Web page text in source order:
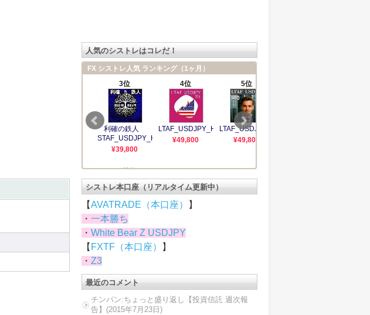
人気のシストレはコレだ！
シストレ本口座（リアルタイム更新中）
【AVATRADE（本口座）
】
・ 一本勝ち
・ White Bear Z USDJPY
【 FXTF（本口座）
】
・ Z3
最近のコメント
チンパン:ちょっと盛り返し【投資信託 週次報
告】(2015年7月23日)